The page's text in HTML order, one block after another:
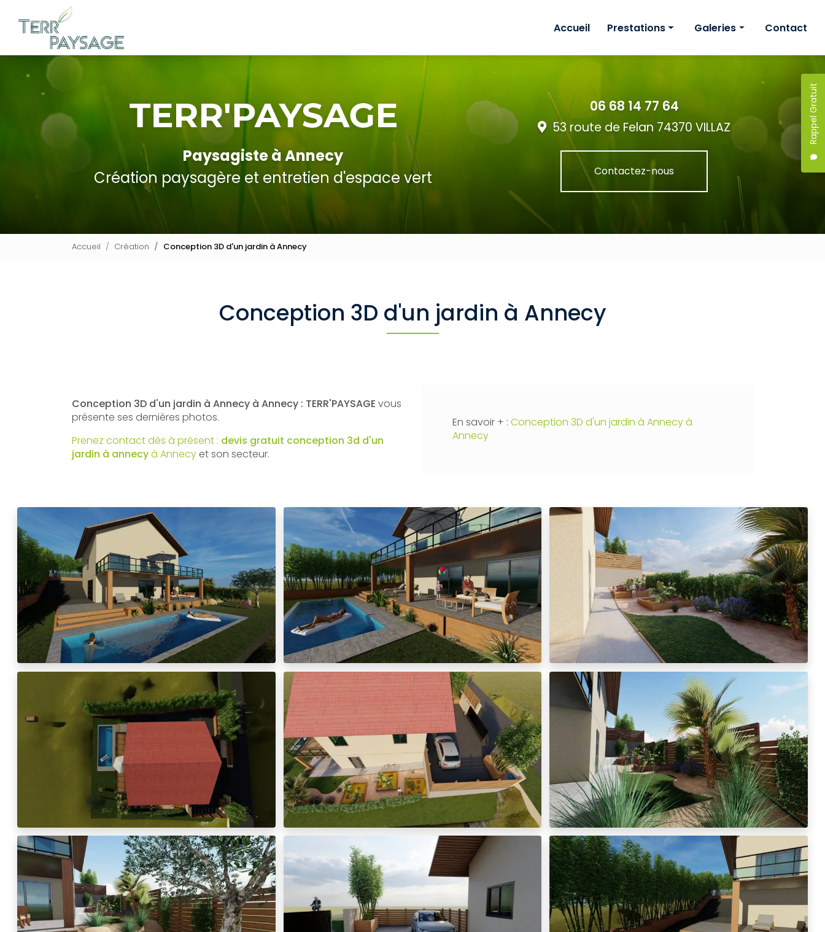
contenu
Rappel Gratuit
Accueil
Prestations
Entretien
Galeries
Étude de projet
Contact
Paysagiste à Annecy
Création paysagère et entretien d'espace vert
06 68 14 77 64
53 route de Felan 74370 VILLAZ
Contactez-nous
Accueil Création Conception 3D d'un jardin à Annecy
Conception 3D d'un jardin à Annecy
Conception 3D d'un jardin à Annecy à Annecy : TERR'PAYSAGE vous
présente ses dernières photos.
Prenez contact dès à présent : devis gratuit conception 3d d'un
jardin à annecyà Annecy et son secteur.
En savoir + : Conception 3D d'un jardin à Annecy à
Annecy